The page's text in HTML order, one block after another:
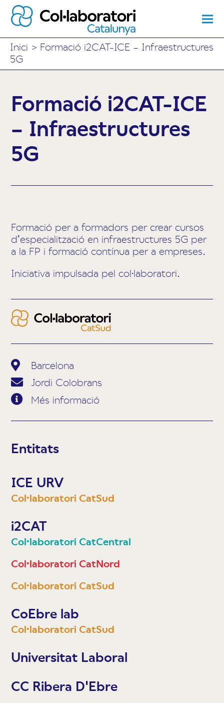
Inici > Formació i2CAT-ICE – Infraestructures
5G
Formació i2CAT-ICE
– Infraestructures
5G
Formació per a formadors per crear cursos
d’especialització en infraestructures 5G per
a la FP i formació contínua per a empreses.
Iniciativa impulsada pel col·laboratori.
Barcelona
Jordi Colobrans
Més informació
Entitats
ICE URV
Col·laboratori CatSud
i2CAT
Col·laboratori CatCentral
Col·laboratori CatNord
Col·laboratori CatSud
CoEbre lab
Col·laboratori CatSud
Universitat Laboral
CC Ribera D'Ebre